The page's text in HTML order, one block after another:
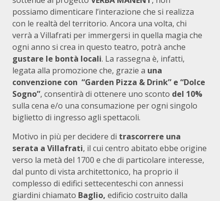
possiamo dimenticare l’interazione che si realizza
con le realtà del territorio. Ancora una volta, chi
verrà a Villafrati per immergersi in quella magia che
ogni anno si crea in questo teatro, potrà anche
gustare le bontà locali. La rassegna è, infatti,
legata alla promozione che, grazie a una
convenzione con “Garden Pizza & Drink” e “Dolce
Sogno”, consentirà di ottenere uno sconto del 10%
sulla cena e/o una consumazione per ogni singolo
biglietto di ingresso agli spettacoli.
Motivo in più per decidere di trascorrere una
serata a Villafrati, il cui centro abitato ebbe origine
verso la metà del 1700 e che di particolare interesse,
dal punto di vista architettonico, ha proprio il
complesso di edifici settecenteschi con annessi
giardini chiamato Baglio, edificio costruito dalla